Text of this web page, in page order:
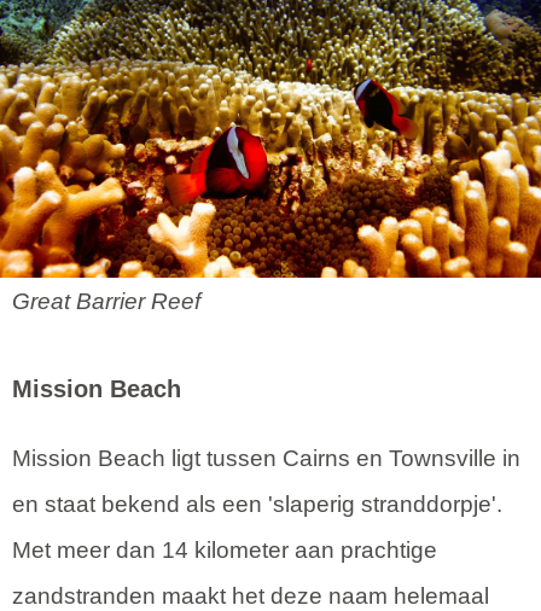
Great Barrier Reef
Mission Beach
Mission Beach ligt tussen Cairns en Townsville in
en staat bekend als een 'slaperig stranddorpje'.
Met meer dan 14 kilometer aan prachtige
zandstranden maakt het deze naam helemaal